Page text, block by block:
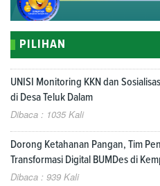
PILIHAN
UNISI Monitoring KKN dan
di Desa Teluk Dalam
Dibaca : 1035 Kali
Dorong Ketahanan Pangan, Tim
Transformasi Digital BUMDes di
Dibaca : 939 Kali